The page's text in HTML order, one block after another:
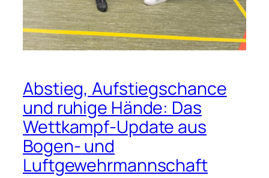
g
s
s
c
e
ß
e
n
i
n
Abstieg, Aufstiegschance
und ruhige Hände: Das
Wettkampf-Update aus
Bogen- und
Luftgewehrmannschaft